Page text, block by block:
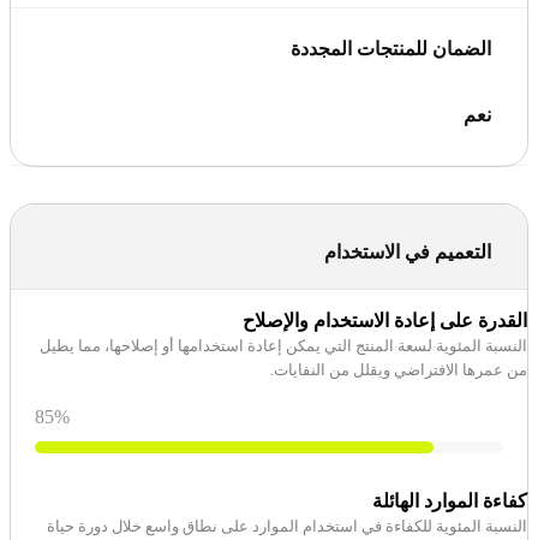
الضمان للمنتجات المجددة
نعم
التعميم في الاستخدام
القدرة على إعادة الاستخدام والإصلاح
النسبة المئوية لسعة المنتج التي يمكن إعادة استخدامها أو إصلاحها، مما يطيل
من عمرها الافتراضي ويقلل من النفايات.
85%
كفاءة الموارد الهائلة
النسبة المئوية للكفاءة في استخدام الموارد على نطاق واسع خلال دورة حياة